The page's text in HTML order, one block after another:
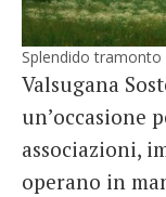
Splendido tramonto
Valsugana
un’occasione
associazioni,
operano in